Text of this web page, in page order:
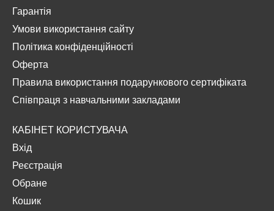
Гарантія
Умови використання сайту
Політика конфіденційності
Оферта
Правила використання подарункового сертифіката
Співпраця з навчальними закладами
КАБІНЕТ КОРИСТУВАЧА
Вхід
Реєстрація
Обране
Кошик